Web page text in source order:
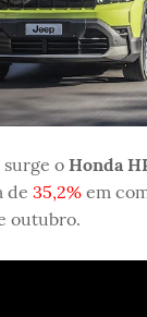
surge o Honda
de 35,2% em
outubro.